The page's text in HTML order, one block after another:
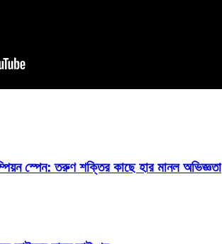
স্পেন: তরুণ শক্তির কাছে হার মানল অভিজ্ঞতা